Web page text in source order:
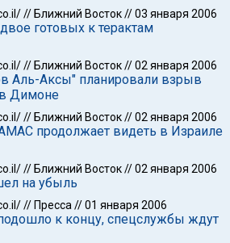
// Ближний Восток//03 января 2006
готовых к терактам
// Ближний Восток//02 января 2006
Аль-Аксы" планировали взрыв
в Димоне
// Ближний Восток//02 января 2006
продолжает видеть в Израиле
// Ближний Восток//02 января 2006
на убыль
// Пресса //01 января 2006
к концу, спецслужбы ждут